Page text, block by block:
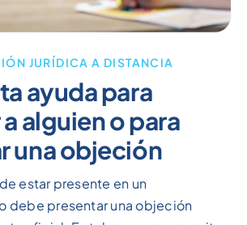
JURÍDICA A DISTANCIA
ayuda para
alguien o para
una objeción
estar presente en un
debe presentar una objeción